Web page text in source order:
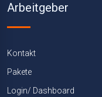
Arbeitgeber
Kontakt
Pakete
Login/ Dashboard